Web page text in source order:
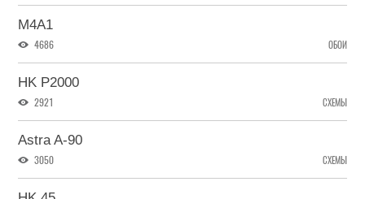
M4A1
4686 ОБОИ
HK P2000
2921 СХЕМЫ
Astra A-90
3050 СХЕМЫ